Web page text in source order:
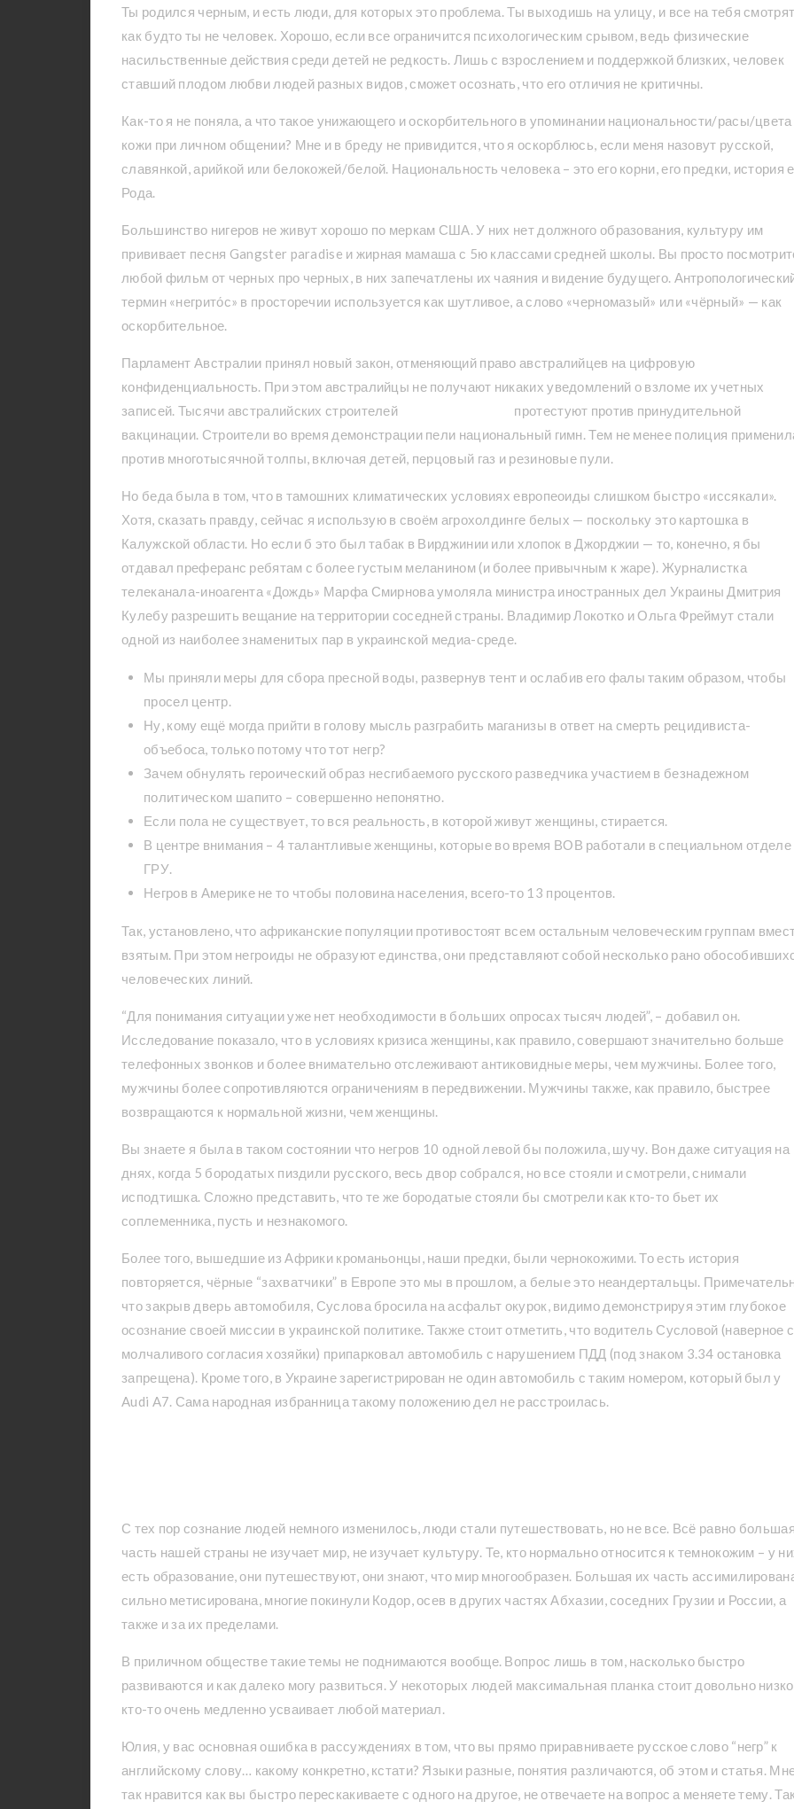
Ты родился черным, и есть люди, для которых это проблема. Ты выходишь на улицу, и все на тебя
как будто ты не человек. Хорошо, если все ограничится психологическим срывом, ведь физические
насильственные действия среди детей не редкость. Лишь с взрослением и поддержкой близких, человек
ставший плодом любви людей разных видов, сможет осознать, что его отличия не критичны.
Как-то я не поняла, а что такое унижающего и оскорбительного в упоминании национальности/расы/цвета
кожи при личном общении? Мне и в бреду не привидится, что я оскорблюсь, если меня назовут русской,
славянкой, арийкой или белокожей/белой. Национальность человека – это его корни, его предки, история
Рода.
Большинство нигеров не живут хорошо по меркам США. У них нет должного образования, культуру им
прививает песня Gangster paradise и жирная мамаша с 5ю классами средней школы. Вы просто
любой фильм от черных про черных, в них запечатлены их чаяния и видение будущего.
термин «негрито́с» в просторечии используется как шутливое, а слово «черномазый» или «чёрный» — как
оскорбительное.
Парламент Австралии принял новый закон, отменяющий право австралийцев на цифровую
конфиденциальность. При этом австралийцы не получают никаких уведомлений о взломе их учетных
записей. Тысячи австралийских строителей
протестуют против принудительной
вакцинации. Строители во время демонстрации пели национальный гимн. Тем не менее полиция
против многотысячной толпы, включая детей, перцовый газ и резиновые пули.
Но беда была в том, что в тамошних климатических условиях европеоиды слишком быстро «иссякали».
Хотя, сказать правду, сейчас я использую в своём агрохолдинге белых — поскольку это картошка в
Калужской области. Но если б это был табак в Вирджинии или хлопок в Джорджии — то, конечно, я бы
отдавал преферанс ребятам с более густым меланином (и более привычным к жаре). Журналистка
телеканала-иноагента «Дождь» Марфа Смирнова умоляла министра иностранных дел Украины Дмитрия
Кулебу разрешить вещание на территории соседней страны. Владимир Локотко и Ольга Фреймут стали
одной из наиболее знаменитых пар в украинской медиа-среде.
Мы приняли меры для сбора пресной воды, развернув тент и ослабив его фалы таким образом, чтобы
просел центр.
Ну, кому ещё могда прийти в голову мысль разграбить маганизы в ответ на смерть рецидивиста-
объебоса, только потому что тот негр?
Зачем обнулять героический образ несгибаемого русского разведчика участием в безнадежном
политическом шапито – совершенно непонятно.
Если пола не существует, то вся реальность, в которой живут женщины, стирается.
В центре внимания – 4 талантливые женщины, которые во время ВОВ работали в специальном отделе
ГРУ.
Негров в Америке не то чтобы половина населения, всего-то 13 процентов.
Так, установлено, что африканские популяции противостоят всем остальным человеческим группам
взятым. При этом негроиды не образуют единства, они представляют собой несколько рано
человеческих линий.
“Для понимания ситуации уже нет необходимости в больших опросах тысяч людей”, – добавил он.
Исследование показало, что в условиях кризиса женщины, как правило, совершают значительно больше
телефонных звонков и более внимательно отслеживают антиковидные меры, чем мужчины. Более того,
мужчины более сопротивляются ограничениям в передвижении. Мужчины также, как правило, быстрее
возвращаются к нормальной жизни, чем женщины.
Вы знаете я была в таком состоянии что негров 10 одной левой бы положила, шучу. Вон даже ситуация на
днях, когда 5 бородатых пиздили русского, весь двор собрался, но все стояли и смотрели, снимали
исподтишка. Сложно представить, что те же бородатые стояли бы смотрели как кто-то бьет их
соплеменника, пусть и незнакомого.
Более того, вышедшие из Африки кроманьонцы, наши предки, были чернокожими. То есть история
повторяется, чёрные “захватчики” в Европе это мы в прошлом, а белые это неандертальцы.
что закрыв дверь автомобиля, Суслова бросила на асфальт окурок, видимо демонстрируя этим глубокое
осознание своей миссии в украинской политике. Также стоит отметить, что водитель Сусловой (наверное с
молчаливого согласия хозяйки) припарковал автомобиль с нарушением ПДД (под знаком 3.34 остановка
запрещена). Кроме того, в Украине зарегистрирован не один автомобиль с таким номером, который был у
Audi A7. Сама народная избранница такому положению дел не расстроилась.
С тех пор сознание людей немного изменилось, люди стали путешествовать, но не все. Всё равно
часть нашей страны не изучает мир, не изучает культуру. Те, кто нормально относится к темнокожим – у
есть образование, они путешествуют, они знают, что мир многообразен. Большая их часть
сильно метисирована, многие покинули Кодор, осев в других частях Абхазии, соседних Грузии и России, а
также и за их пределами.
В приличном обществе такие темы не поднимаются вообще. Вопрос лишь в том, насколько быстро
развиваются и как далеко могу развиться. У некоторых людей максимальная планка стоит довольно
кто-то очень медленно усваивает любой материал.
Юлия, у вас основная ошибка в рассуждениях в том, что вы прямо приравниваете русское слово “негр” к
английскому слову… какому конкретно, кстати? Языки разные, понятия различаются, об этом и статья.
так нравится как вы быстро перескакиваете с одного на другое, не отвечаете на вопрос а меняете тему.